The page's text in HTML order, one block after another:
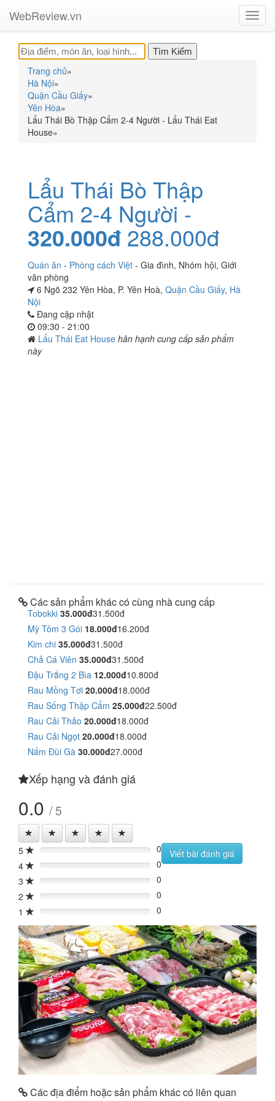
WebReview.vn
Trang chủ»
Hà Nội»
Quận Cầu Giấy»
Yên Hòa»
Lẩu Thái Bò Thập Cẩm 2-4 Người - Lẩu Thái Eat
House»
Lẩu Thái Bò Thập
Cẩm 2-4 Người -
320.000đ 288.000đ
Quán ăn - Phòng cách Việt - Gia đình, Nhóm hội, Giới
văn phòng
6 Ngõ 232 Yên Hòa, P. Yên Hoà, Quận Cầu Giấy, Hà
Nội
Đang cập nhật
09:30 - 21:00
Lẩu Thái Eat House hân hạnh cung cấp sản phẩm
này
Các sản phẩm khác có cùng nhà cung cấp
Tobokki 35.000đ31.500đ
Mỳ Tôm 3 Gói 18.000đ16.200đ
Kim chi 35.000đ31.500đ
Chả Cá Viên 35.000đ31.500đ
Đậu Trắng 2 Bìa 12.000đ10.800đ
Rau Mồng Tơi 20.000đ18.000đ
Rau Sống Thập Cẩm 25.000đ22.500đ
Rau Cải Thảo 20.000đ18.000đ
Rau Cải Ngọt 20.000đ18.000đ
Nấm Đùi Gà 30.000đ27.000đ
Xếp hạng và đánh giá
0.0 / 5
5 0%
0
4
0%
0
3
0%
0
2
0%
0
1
0% 0
Viết bài đánh giá
Các địa điểm hoặc sản phẩm khác có liên quan